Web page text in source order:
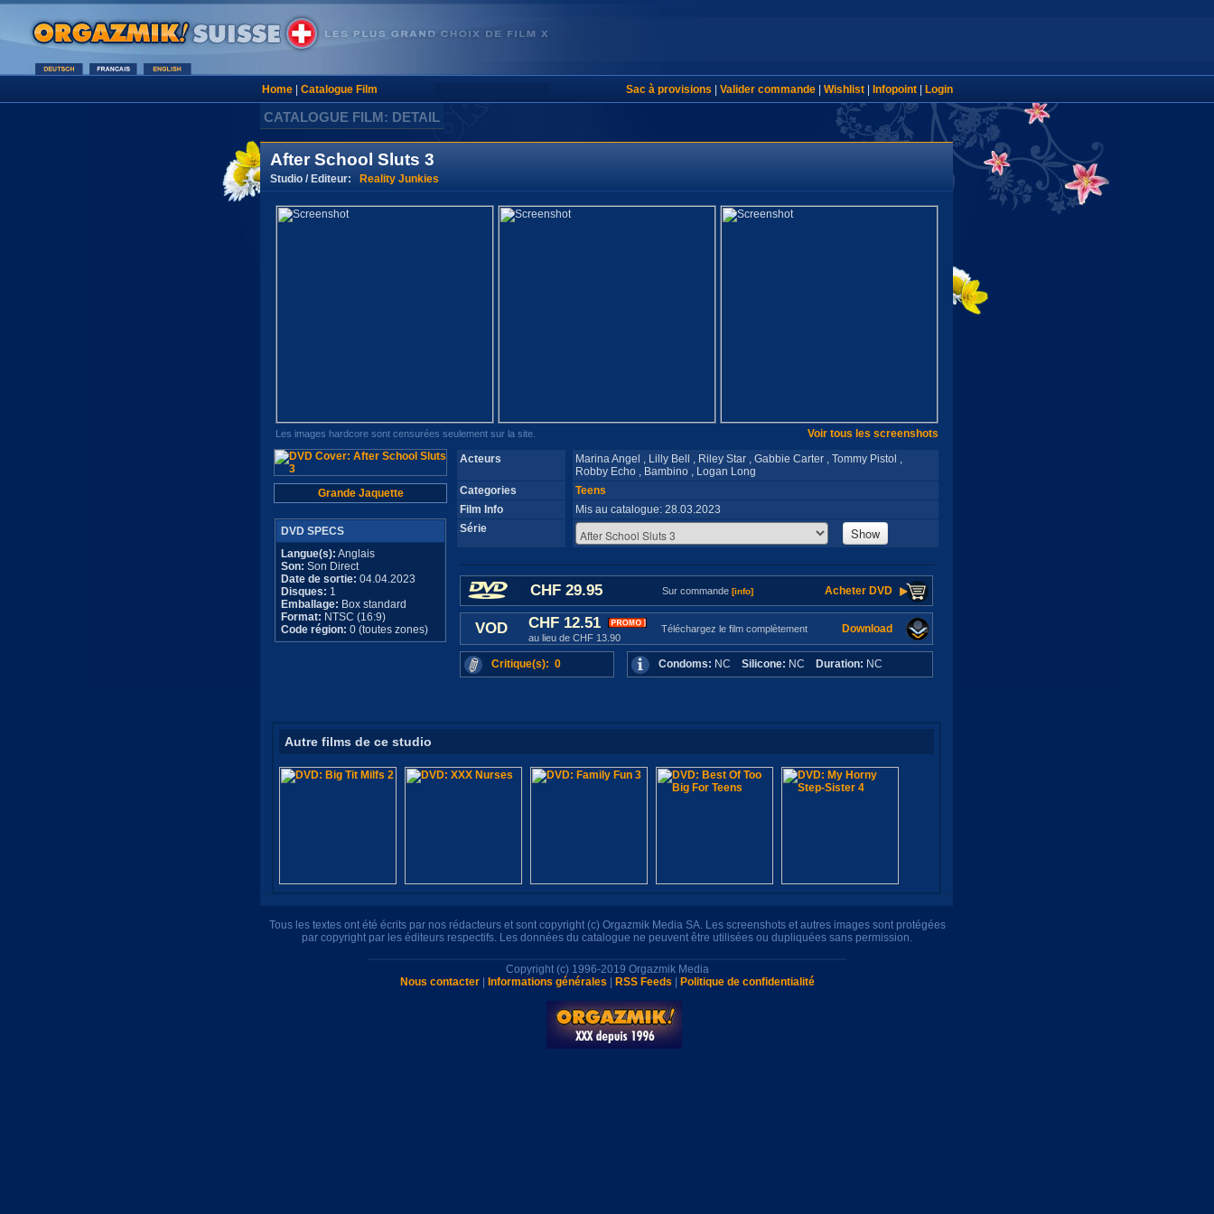
Home| Catalogue Film Sac à provisions Valider commande| Wishlist| Infopoint| Login
CATALOGUE FILM: DETAIL
After School Sluts 3
Studio / Editeur: Reality Junkies
Les images hardcore sont censurées seulement sur la site. Voir tous les screenshots
Grande Jaquette
DVD SPECS
Langue(s): Anglais
Son: Son Direct
Date de sortie: 04.04.2023
Disques: 1
Emballage: Box standard
Format: NTSC (16:9)
Code région: 0 (toutes zones)
Acteurs
Marina Angel , Lilly Bell , Riley Star , Gabbie Carter , Tommy Pistol ,
Robby Echo , Bambino , Logan Long
Categories
Teens
Film Info
Mis au catalogue: 28.03.2023
Série
Show
CHF 29.95 Sur commande [info] Acheter DVD
VOD CHF 12.51
au lieu de CHF 13.90
Téléchargez le film complètement Download
Critique(s): 0 Condoms: NC Silicone: NC Duration: NC
Autre films de ce studio
Tous les textes ont été écrits par nos rédacteurs et sont copyright (c) Orgazmik Media SA. Les screenshots et autres images sont protégées
par copyright par les éditeurs respectifs. Les données du catalogue ne peuvent être utilisées ou dupliquées sans permission.
Copyright (c) 1996-2019 Orgazmik Media
Nous contacter| Informations générales RSS Feeds Politique de confidentialité